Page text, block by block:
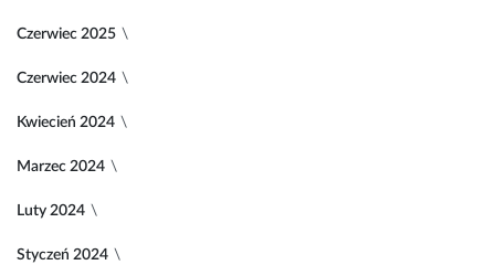
Czerwiec 2025
Czerwiec 2024
Kwiecień 2024
Marzec 2024
Luty 2024
Styczeń 2024